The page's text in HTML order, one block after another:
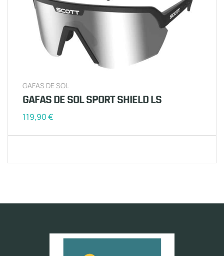
GAFAS DE SOL
GAFAS DE SOL SPORT SHIELD LS
119,90€